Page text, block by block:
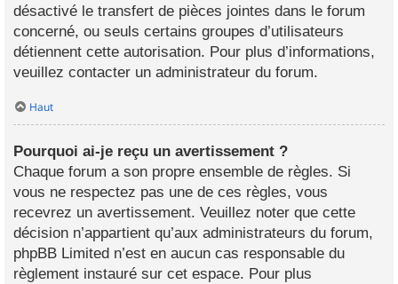
désactivé le transfert de pièces jointes dans le forum
concerné, ou seuls certains groupes d’utilisateurs
détiennent cette autorisation. Pour plus d’informations,
veuillez contacter un administrateur du forum.
Haut
Pourquoi ai-je reçu un avertissement ?
Chaque forum a son propre ensemble de règles. Si
vous ne respectez pas une de ces règles, vous
recevrez un avertissement. Veuillez noter que cette
décision n’appartient qu’aux administrateurs du forum,
phpBB Limited n’est en aucun cas responsable du
règlement instauré sur cet espace. Pour plus